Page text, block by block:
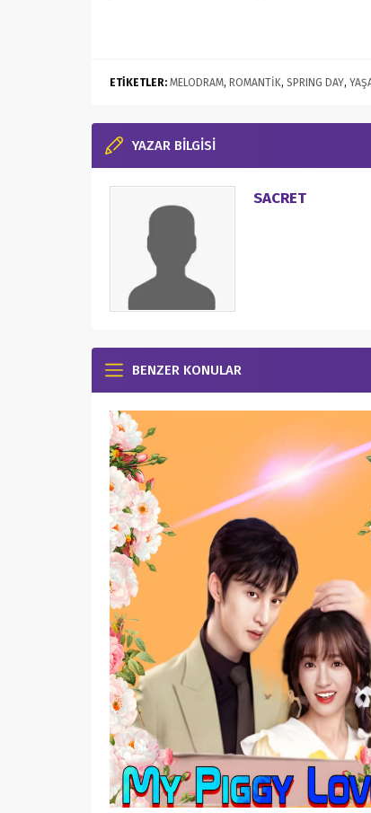
ETİKETLER: MELODRAM, ROMANTİK, SPRING DAY,
YAZAR BİLGİSİ
SACRET
BENZER KONULAR